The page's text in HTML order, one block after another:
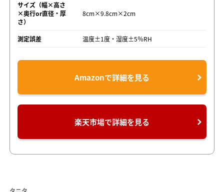
サイズ（幅×高さ
×奥行or直径・厚
さ）
8cm×9.8cm×2cm
測定誤差 温度±1度・湿度±5％RH
Amazonで詳細を見る
楽天市場で詳細を見る